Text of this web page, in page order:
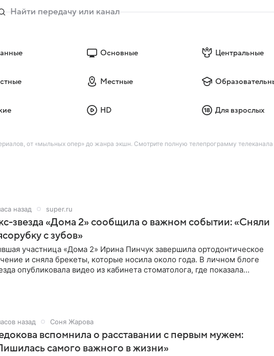
Основные Центральные
Местные
HD Для взрослых
от «мыльных опер» до жанра экшн. Смотрите полную телепрограмму
назад super.ru
звезда «Дома 2» сообщила о важном событии: «Сняли
с зубов»
участница «Дома 2» Ирина Пинчук завершила ортодонтическое
и сняла брекеты, которые носила около года. В личном блоге
опубликовала видео из кабинета стоматолога, где показала
назад Соня Жарова
вспомнила о расставании с первым мужем:
самого важного в жизни»